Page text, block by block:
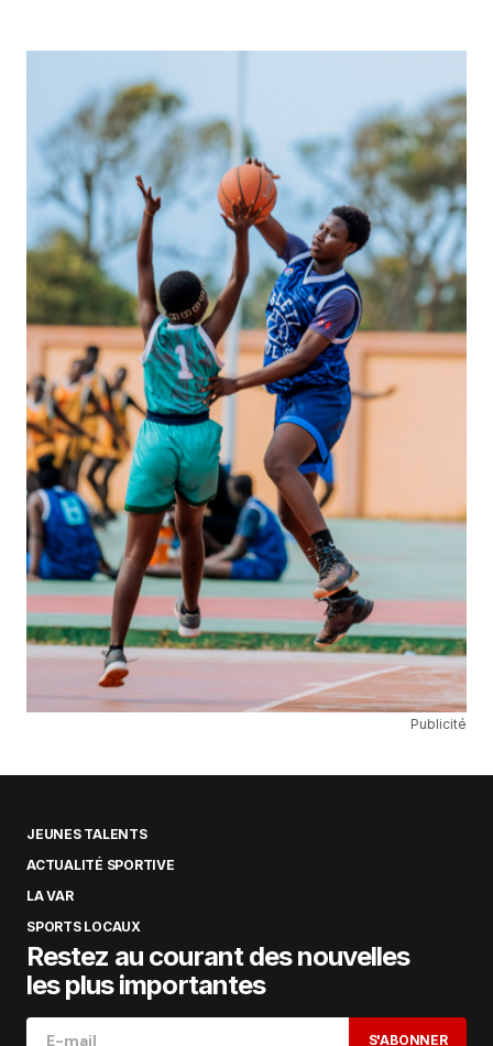
Publicité
JEUNES TALENTS
ACTUALITÉ SPORTIVE
LA VAR
SPORTS LOCAUX
Restez au courant des nouvelles
les plus importantes
S'ABONNER